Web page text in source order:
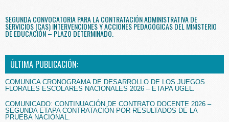
SEGUNDA CONVOCATORIA PARA LA CONTRATACIÓN ADMINISTRATIVA DE
SERVICIOS (CAS) INTERVENCIONES Y ACCIONES PEDAGÓGICAS DEL MINISTERIO
DE EDUCACIÓN – PLAZO DETERMINADO.
ÚLTIMA PUBLICACIÓN:
COMUNICA CRONOGRAMA DE DESARROLLO DE LOS JUEGOS
FLORALES ESCOLARES NACIONALES 2026 – ETAPA UGEL.
COMUNICADO: CONTINUACIÓN DE CONTRATO DOCENTE 2026 –
SEGUNDA ETAPA CONTRATACIÓN POR RESULTADOS DE LA
PRUEBA NACIONAL.